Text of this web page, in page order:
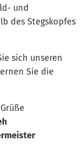
und
des Stegskopfes
sich unseren
Sie die